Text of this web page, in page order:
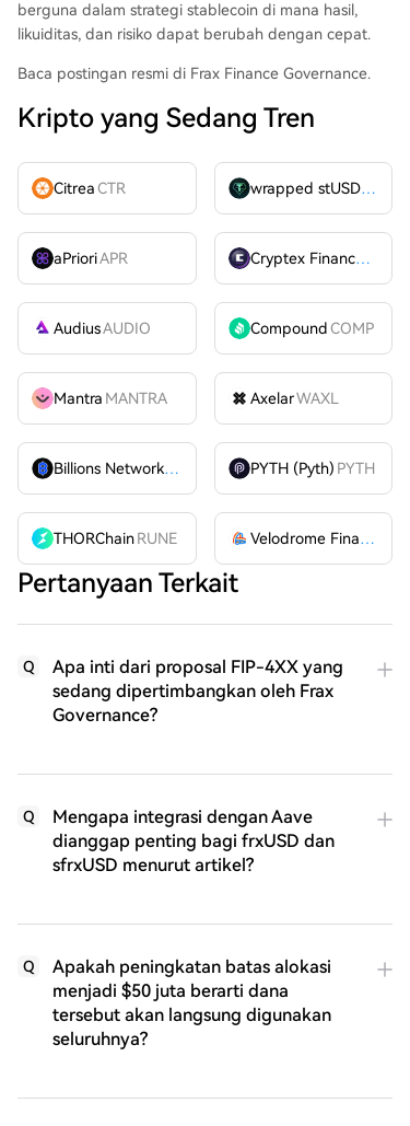
berguna dalam strategi stablecoin di mana hasil,
likuiditas, dan risiko dapat berubah dengan cepat.
Baca postingan resmi di Frax Finance Governance.
Kripto yang Sedang Tren
CitreaCTR wrapped stUSDT
aPrioriAPR Cryptex FinanceCTX
AudiusAUDIO CompoundCOMP
Mantra MANTRA AxelarWAXL
Billions Network
BILL PYTH (Pyth) PYTH
THORChainRUNE Velodrome Finance
Pertanyaan Terkait
Q
Apa inti dari proposal FIP-4XX yang
sedang dipertimbangkan oleh Frax
Governance?
Q
Mengapa integrasi dengan Aave
dianggap penting bagi frxUSD dan
sfrxUSD menurut artikel?
Q
Apakah peningkatan batas alokasi
menjadi $50 juta berarti dana
tersebut akan langsung digunakan
seluruhnya?